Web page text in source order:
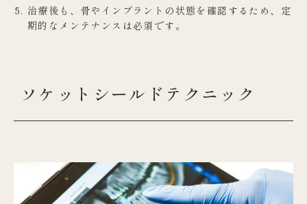
治療後も、骨やインプラントの状態を確認するため、定
期的なメンテナンスは必須です。
ソケットシールドテクニック